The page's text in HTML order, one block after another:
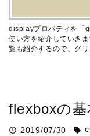
displayプロパティを「
使い方を紹介していき
覧も紹介するので、グ
flexboxの
query_builder 2019/07/30 sell